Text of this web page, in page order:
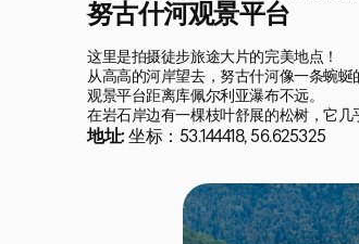
努古什河观景平台
这里是拍摄徒步旅途大片的完美地点！
从高高的河岸望去，努古什河像一条蜿蜒
观景平台距离库佩尔利亚瀑布不远。
在岩石岸边有一棵枝叶舒展的松树，它
地址:坐标：53.144418, 56.625325